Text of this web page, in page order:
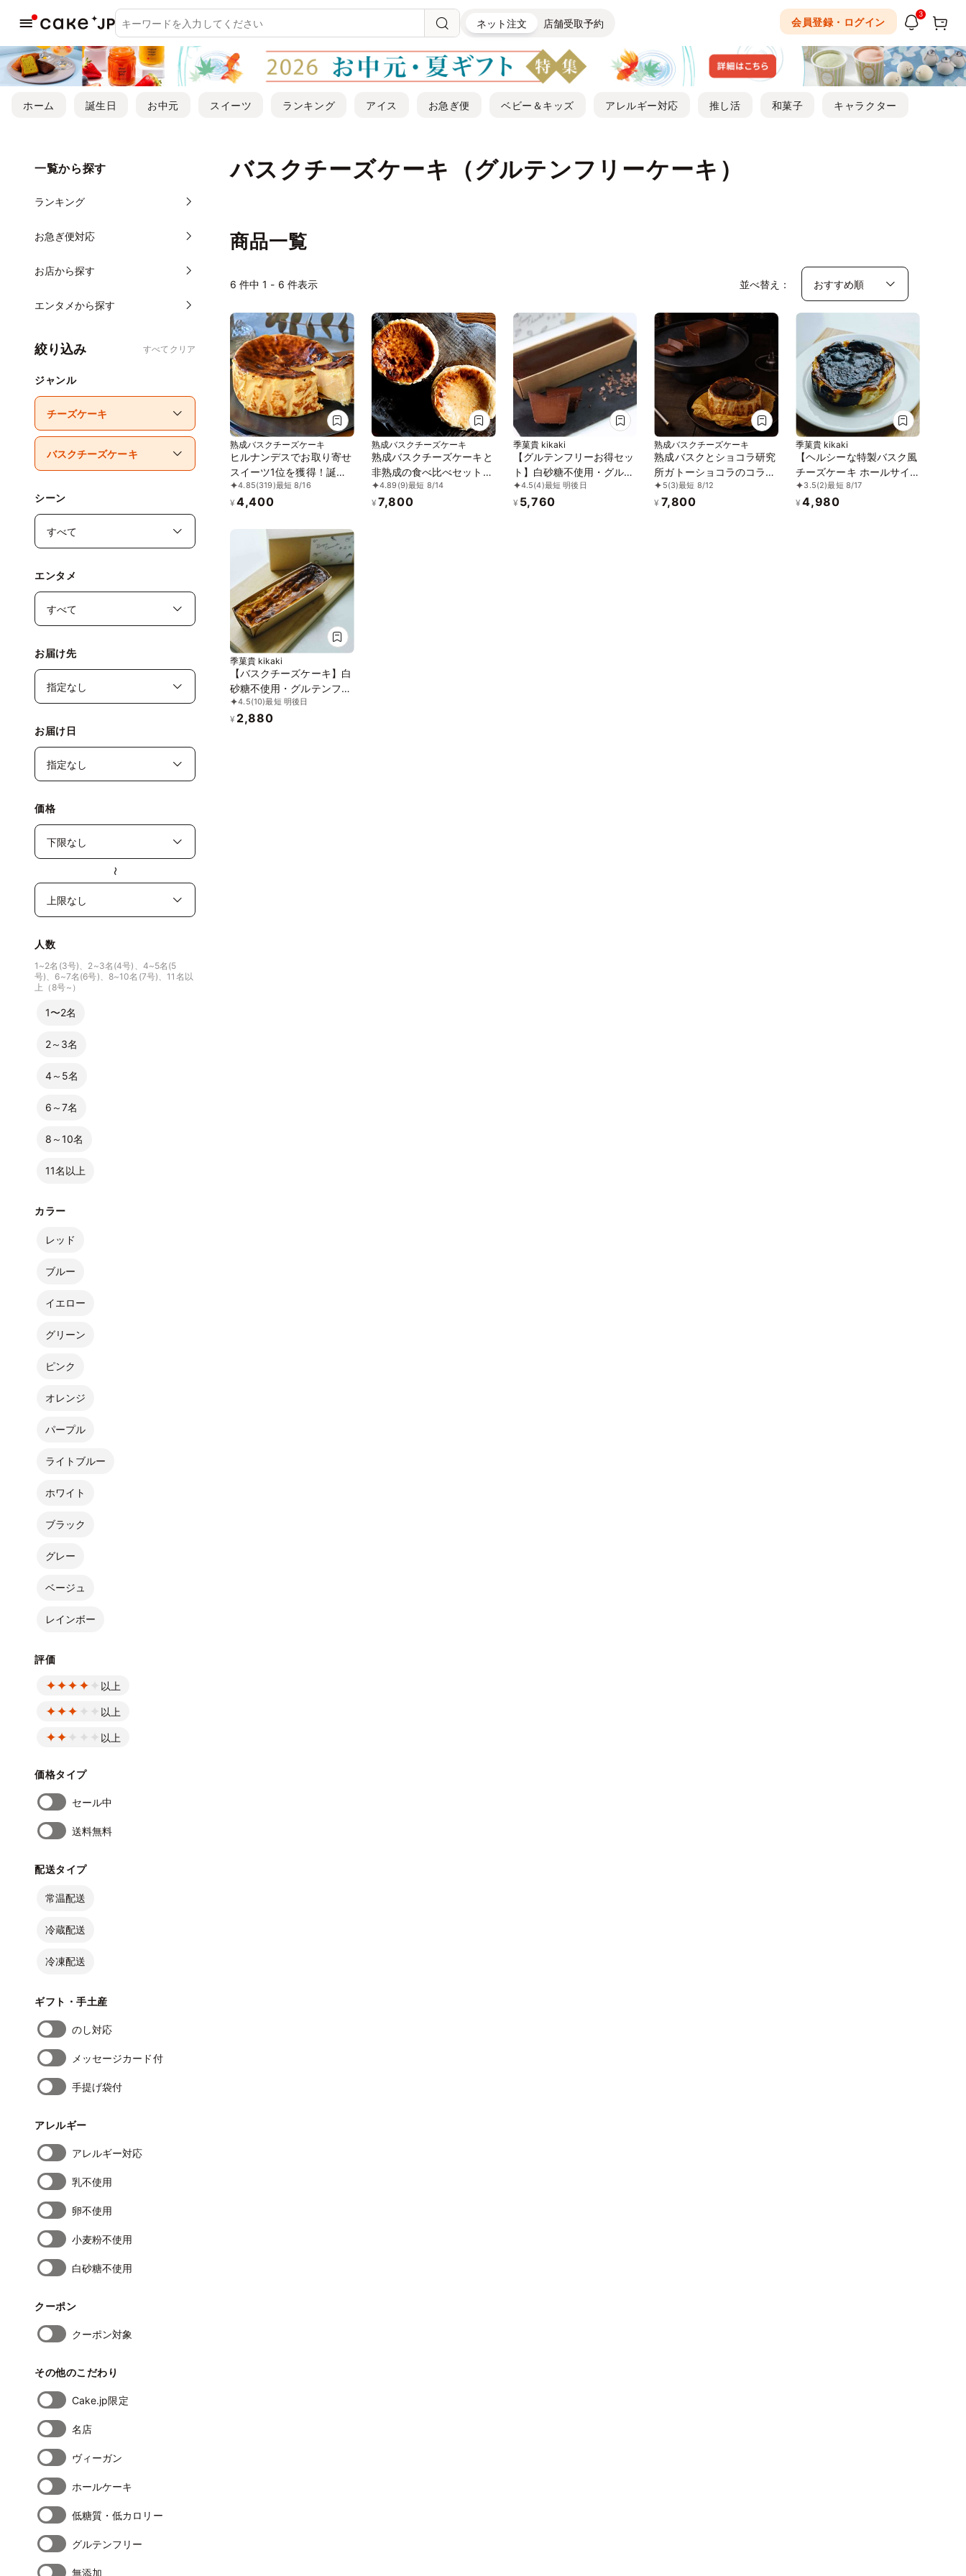
ネット注文 店舗受取予約 会員登録・ログイン
3
ホーム 誕生日 お中元 スイーツ ランキング アイス お急ぎ便 ベビー＆キッズ アレルギー対応 推し活 和菓子 キャラクター
バスクチーズケーキ（グルテンフリーケーキ）
一覧から探す
ランキング
お急ぎ便対応
お店から探す
エンタメから探す
絞り込み すべてクリア
ジャンル
シーン
エンタメ
お届け先
お届け日
価格
〜
人数
1~2名(3号)、2~3名(4号)、4~5名(5
号)、6~7名(6号)、8~10名(7号)、11名以
上（8号~）
1〜2名
2～3名
4～5名
6～7名
8～10名
11名以上
カラー
レッド
ブルー
イエロー
グリーン
ピンク
オレンジ
パープル
ライトブルー
ホワイト
ブラック
グレー
ベージュ
レインボー
評価
以上
以上
以上
価格タイプ
セール中
送料無料
配送タイプ
常温配送
冷蔵配送
冷凍配送
ギフト・手土産
のし対応
メッセージカード付
手提げ袋付
アレルギー
アレルギー対応
乳不使用
卵不使用
小麦粉不使用
白砂糖不使用
クーポン
クーポン対象
その他のこだわり
Cake.jp限定
名店
ヴィーガン
ホールケーキ
低糖質・低カロリー
グルテンフリー
無添加
商品一覧
6 件中 1 - 6 件表示 並べ替え：
熟成バスクチーズケーキ
ヒルナンデスでお取り寄せ
スイーツ1位を獲得！誕生
日に 熟成で旨味成分約2
倍！グルテンフリーの「熟
誕生日プレゼント
4.85(319)最短 8/16
¥ 4,400
熟成バスクチーズケーキ
熟成バスクチーズケーキと
非熟成の食べ比べセット
誕生日プレゼント
4.89 (9)最短 8/14
¥ 7,800
季菓貴 kikaki
【グルテンフリーお得セッ
ト】白砂糖不使用・グルテ
ンフリー・無添加 テリー
ヌショコラとバスクチーズ
4.5(4)最短 明後日
¥ 5,760
熟成バスクチーズケーキ
熟成バスクとショコラ研究
所ガトーショコラのコラボ
誕生日プレゼント
5(3)最短 8/12
¥ 7,800
季菓貴 kikaki
【ヘルシーな特製バスク風
チーズケーキ ホールサイ
ズ】バスクチーズケーキ
白砂糖不使用・グルテンフ
3.5(2)最短 8/17
¥ 4,980
季菓貴 kikaki
【バスクチーズケーキ】白
砂糖不使用・グルテンフリ
ー・無添加・低糖質
4.5(10)最短 明後日
¥ 2,880